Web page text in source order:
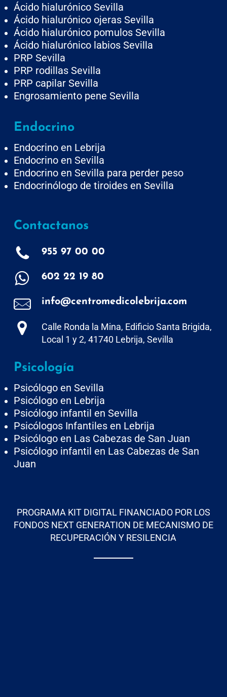
Ácido hialurónico Sevilla
Ácido hialurónico ojeras Sevilla
Ácido hialurónico pomulos Sevilla
Ácido hialurónico labios Sevilla
PRP Sevilla
PRP rodillas Sevilla
PRP capilar Sevilla
Engrosamiento pene Sevilla
Endocrino
Endocrino en Lebrija
Endocrino en Sevilla
Endocrino en Sevilla para perder peso
Endocrinólogo de tiroides en Sevilla
Contactanos
955 97 00 00
602 22 19 80
info@centromedicolebrija.com
Calle Ronda la Mina, Edificio Santa Brigida,
Local 1 y 2, 41740 Lebrija, Sevilla
Psicología
Psicólogo en Sevilla
Psicólogo en Lebrija
Psicólogo infantil en Sevilla
Psicólogos Infantiles en Lebrija
Psicólogo en Las Cabezas de San Juan
Psicólogo infantil en Las Cabezas de San
Juan
PROGRAMA KIT DIGITAL FINANCIADO POR LOS
FONDOS NEXT GENERATION DE MECANISMO DE
RECUPERACIÓN Y RESILENCIA